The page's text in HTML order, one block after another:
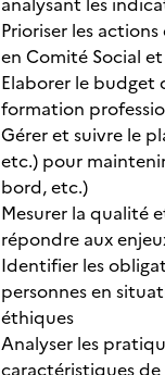
Prioriser les
en Comité Social
Elaborer le budget
formation
Gérer et suivre le
etc.) pour
bord, etc.)
Mesurer la qualité
répondre aux
Identifier les
personnes en
éthiques
Analyser les
caractéristiques de